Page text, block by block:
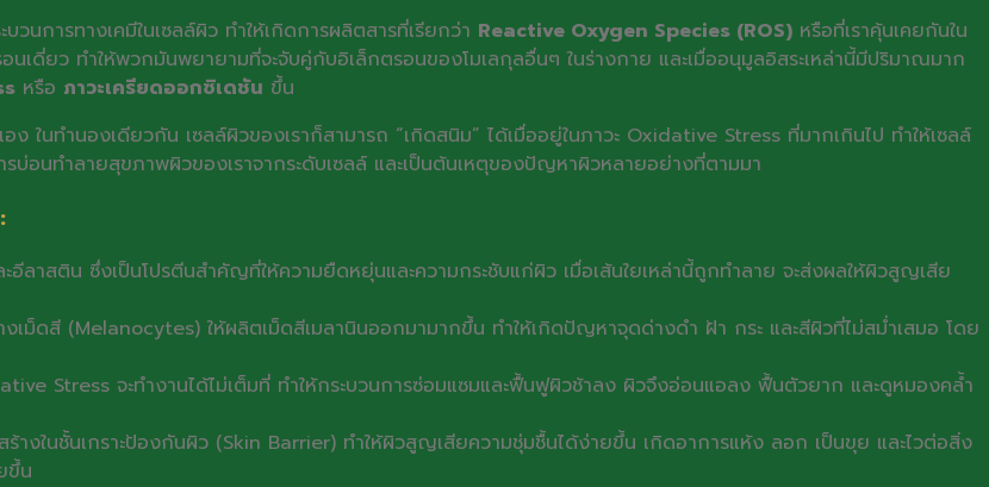
การทางเคมีในเซลล์ผิว ทำให้เกิดการผลิตสารที่เรียกว่า Reactive Oxygen Species (ROS) หรือที่เราคุ้นเคยกันใน
นเดี่ยว ทำให้พวกมันพยายามที่จะจับคู่กับอิเล็กตรอนของโมเลกุลอื่นๆ ในร่างกาย และเมื่ออนุมูลอิสระเหล่านี้มีปริมาณมาก
หรือ ภาวะเครียดออกซิเดชัน ขึ้น
นทำนองเดียวกัน เซลล์ผิวของเราก็สามารถ “เกิดสนิม” ได้เมื่ออยู่ในภาวะ Oxidative Stress ที่มากเกินไป ทำให้เซลล์
อนทำลายสุขภาพผิวของเราจากระดับเซลล์ และเป็นต้นเหตุของปัญหาผิวหลายอย่างที่ตามมา
ะอีลาสติน ซึ่งเป็นโปรตีนสำคัญที่ให้ความยืดหยุ่นและความกระชับแก่ผิว เมื่อเส้นใยเหล่านี้ถูกทำลาย จะส่งผลให้ผิวสูญเสีย
เม็ดสี (Melanocytes) ให้ผลิตเม็ดสีเมลานินออกมามากขึ้น ทำให้เกิดปัญหาจุดด่างดำ ฝ้า กระ และสีผิวที่ไม่สม่ำเสมอ โดย
Stress จะทำงานได้ไม่เต็มที่ ทำให้กระบวนการซ่อมแซมและฟื้นฟูผิวช้าลง ผิวจึงอ่อนแอลง ฟื้นตัวยาก และดูหมองคล้ำ
ร้างในชั้นเกราะป้องกันผิว (Skin Barrier) ทำให้ผิวสูญเสียความชุ่มชื้นได้ง่ายขึ้น เกิดอาการแห้ง ลอก เป็นขุย และไวต่อสิ่ง
ขึ้น